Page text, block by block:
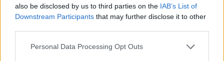
also be disclosed by us to third parties on the IAB’s List of
Downstream Participants that may further disclose it to other
Personal Data Processing Opt Outs
Κυ, 1 Οκτ 2023 11:41